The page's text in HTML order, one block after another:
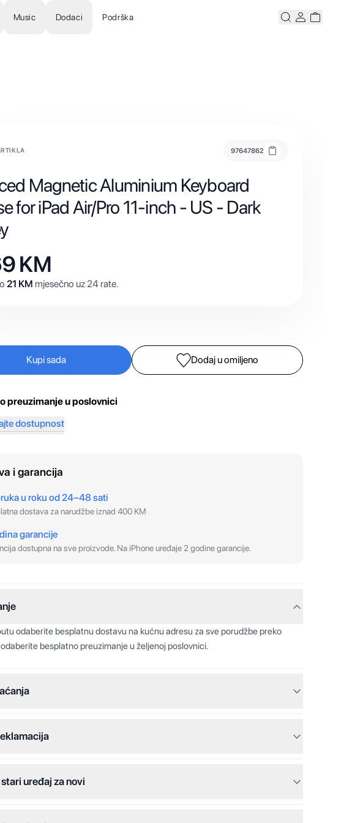
Music Dodaci Podrška PretražiKorisnicki
97647862
Magnetic Aluminium Keyboard
for iPad Air/Pro 11-inch - US - Dark
KM
21 KM mjesečno uz 24 rate.
Kupi sada Dodaj u omiljeno
preuzimanje u poslovnici
dostupnost
i garancija
u roku od 24–48 sati
dostava za narudžbe iznad 400 KM
garancije
dostupna na sve proizvode. Na iPhone uređaje 2 godine garancije.
odaberite besplatnu dostavu na kućnu adresu za sve porudžbe preko
besplatno preuzimanje u željenoj poslovnici.
plaćanja:
uređaj za novi